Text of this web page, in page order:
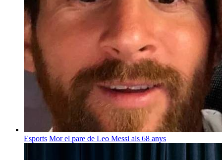
Esports Mor el pare de Leo Messi als 68 anys